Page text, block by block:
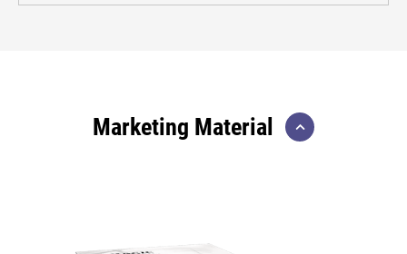
Marketing Material